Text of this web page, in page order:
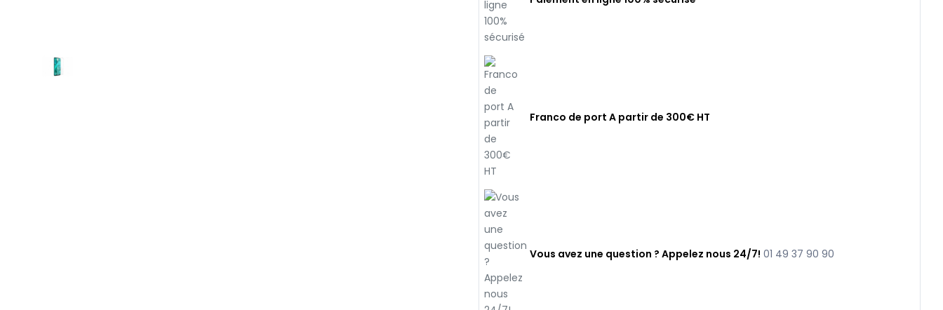
Franco de port A partir de 300€ HT
Vous avez une question ? Appelez nous 24/7! 01 49 37 90 90